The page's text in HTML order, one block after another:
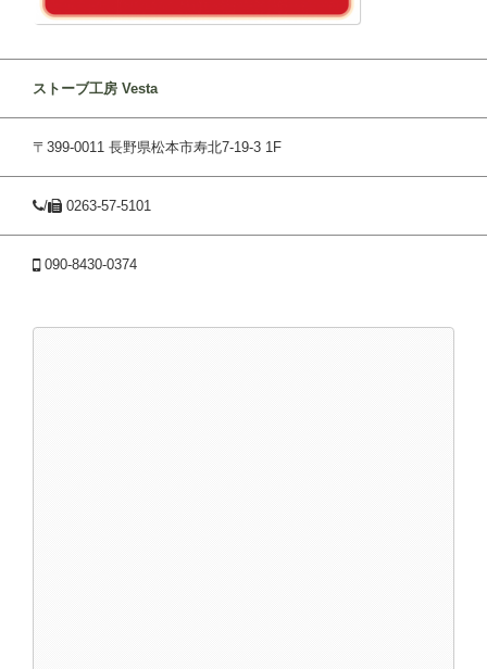
ストーブ工房 Vesta
〒399-0011 長野県松本市寿北7-19-3 1F
/ 0263-57-5101
090-8430-0374